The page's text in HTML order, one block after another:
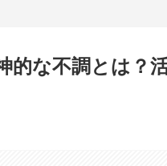
な不調とは？